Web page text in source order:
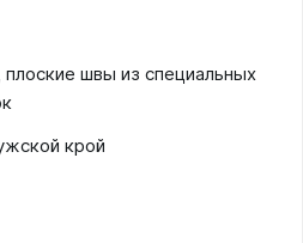
швы из специальных
крой